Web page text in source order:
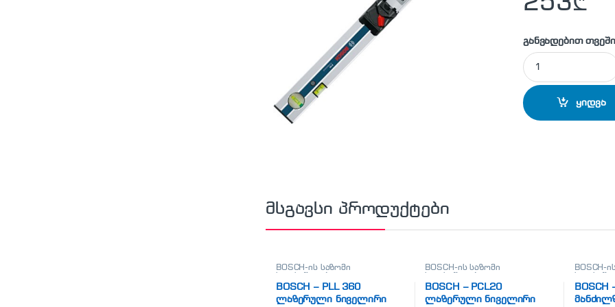
განვადებით
BOSCH - R60
ყიდვა
მსგავსი პროდუქტები
BOSCH-ის საზომი
BOSCH – PLL 360
ლაზერული ნიველირი
BOSCH-ის საზომი
BOSCH – PCL20
ლაზერული ნიველირი
BOSCH-
BOSCH